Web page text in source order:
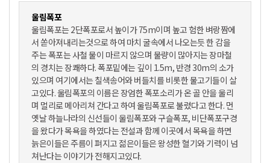
울림폭포
울림폭포는 2단폭포로서 높이가 75m이며 높고 험한 벼랑짬에
서 쏟아져내리는것으로 하여 마치 굴속에서 나오는듯 한 감을
주는 폭포는 사철 물이 마르지 않으며 물량이 많아지는 장마철
의 경치는 장쾌하다. 폭포밑에는 깊이 1.5m, 반경 30m의 소가
있으며 여기에서는 칠색송어와 버들치를 비롯한 물고기들이 살
고있다. 울림폭포의 이름은 장엄한 폭포소리가 온 골 안을 울리
며 멀리로 메아리쳐 간다고 하여 울림폭포로 불렀다고 한다. 먼
옛날 하늘나라의 신선들이 울림폭포와 구슬폭포, 비단폭포구경
을 왔다가 목욕을 하였다는 전설과 함께 이곳에서 목욕을 하면
늙은이들은 주름이 펴지고 젊은이들은 왕성한 혈기와 기력이 넘
쳐난다는 이야기가 전해지고있다.